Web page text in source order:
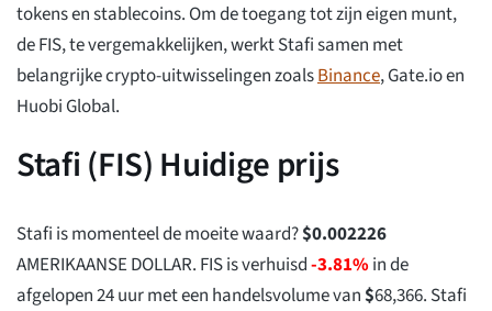
tokens en stablecoins. Om de toegang tot zijn eigen munt,
de FIS, te vergemakkelijken, werkt Stafi samen met
belangrijke crypto-uitwisselingen zoalsBinance, Gate.io en
Huobi Global.
Stafi (FIS) Huidige prijs
Stafi is momenteel de moeite waard?$0.002226
AMERIKAANSE DOLLAR. FIS is verhuisd-3.81%in de
afgelopen 24 uur met een handelsvolume van$68,366. Stafi